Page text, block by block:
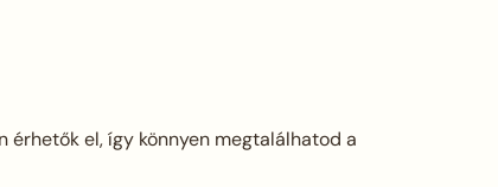
érhetők el, így könnyen megtalálhatod a